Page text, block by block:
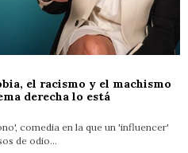
el racismo y el machismo
derecha lo está
comedia en la que un 'influencer'
de odio…